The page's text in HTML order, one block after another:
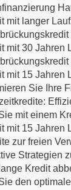
mit langer
mit 30 Jahren
mit 15 Jahren
Sie Ihre
mit einem
mit 15 Jahren
zur freien
Strategien
Kredit
den